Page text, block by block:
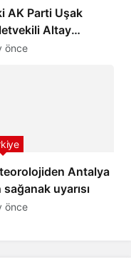
AK Parti Uşak
Altay
kaybetti
önce
Antalya
sağanak uyarısı
önce